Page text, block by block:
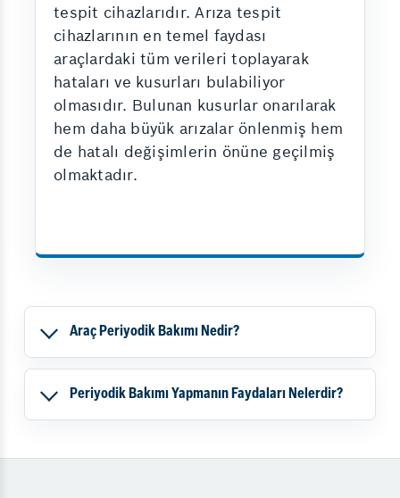
tespit cihazlarıdır. Arıza tespit
cihazlarının en temel faydası
araçlardaki tüm verileri toplayarak
hataları ve kusurları bulabiliyor
olmasıdır. Bulunan kusurlar onarılarak
hem daha büyük arızalar önlenmiş hem
de hatalı değişimlerin önüne geçilmiş
olmaktadır.
Araç Periyodik Bakımı Nedir?
Periyodik Bakımı Yapmanın Faydaları Nelerdir?